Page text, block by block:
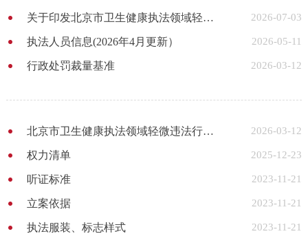
关于印发北京市卫生健康执法领域轻微违法行为不予行政处罚规则的通知 2026-07-03
执法人员信息(2026年4月更新） 2026-05-11
行政处罚裁量基准 2026-03-12
北京市卫生健康执法领域轻微违法行为不予行政处罚事项清单(医疗卫生专业) 2026-03-12
权力清单 2025-12-23
听证标准 2023-11-21
立案依据 2023-11-21
执法服装、标志样式 2023-11-21